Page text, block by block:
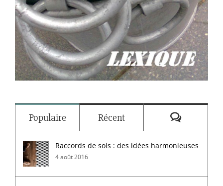
Populaire Récent
Raccords de sols : des idées harmonieuses
4 août 2016